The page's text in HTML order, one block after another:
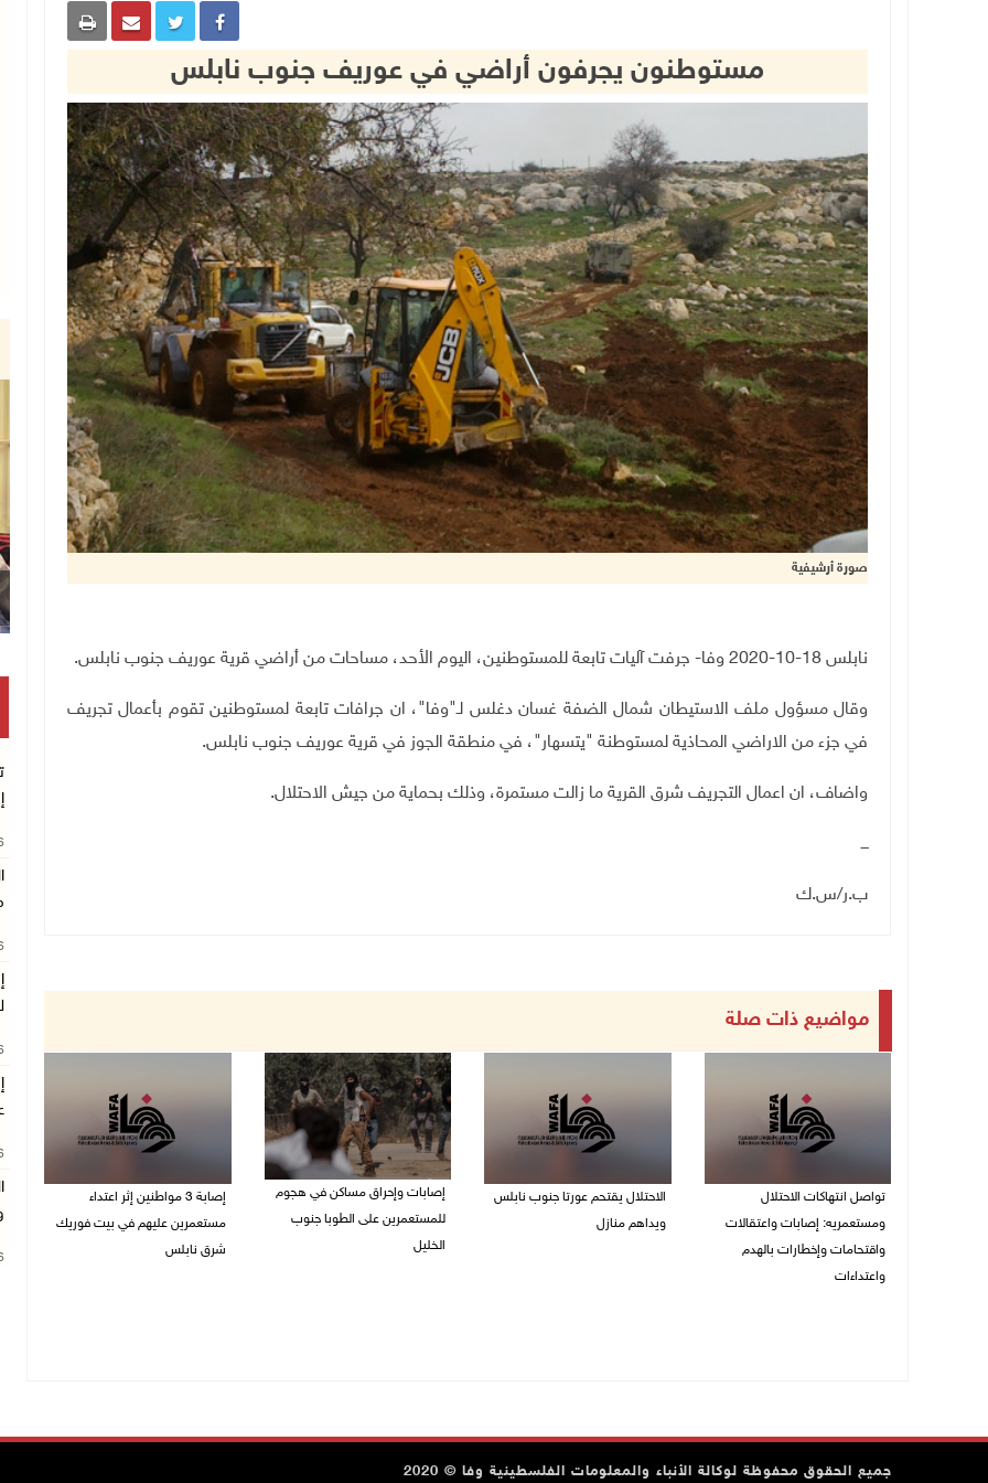
مستوطنون يجرفون أراضي في عوريف جنوب نابلس
صورة أرشيفية
نابلس 18-10-2020 وفا- جرفت آليات تابعة للمستوطنين، اليوم الأحد، مساحات من أراضي قرية عوريف جنوب نابلس.
وقال مسؤول ملف الاستيطان شمال الضفة غسان دغلس لـ"وفا"، ان جرافات تابعة لمستوطنين تقوم بأعمال تجريف
في جزء من الاراضي المحاذية لمستوطنة "يتسهار"، في منطقة الجوز في قرية عوريف جنوب نابلس.
واضاف، ان اعمال التجريف شرق القرية ما زالت مستمرة، وذلك بحماية من جيش الاحتلال.
ـــ
ب.ر/س.ك
مواضيع ذات صلة
تواصل انتهاكات الاحتلال
ومستعمريه: إصابات واعتقالات
واقتحامات وإخطارات بالهدم
واعتداءات
الاحتلال يقتحم عورتا جنوب نابلس
ويداهم منازل
إصابات وإحراق مساكن في هجوم
للمستعمرين على الطوبا جنوب
الخليل
إصابة 3 مواطنين إثر اعتداء
مستعمرين عليهم في بيت فوريك
شرق نابلس
جميع الحقوق محفوظة لوكالة الأنباء والمعلومات الفلسطينية وفا © 2020